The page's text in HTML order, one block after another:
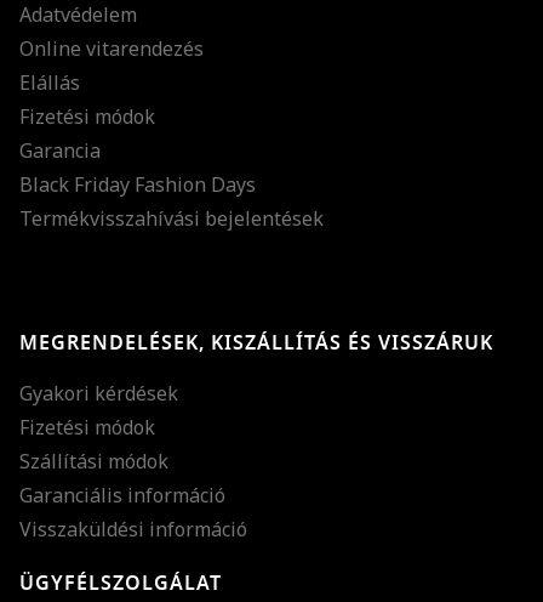
Adatvédelem
Online vitarendezés
Elállás
Fizetési módok
Garancia
Black Friday Fashion Days
Termékvisszahívási bejelentések
MEGRENDELÉSEK, KISZÁLLÍTÁS ÉS VISSZÁRUK
Gyakori kérdések
Fizetési módok
Szállítási módok
Garanciális információ
Visszaküldési információ
ÜGYFÉLSZOLGÁLAT